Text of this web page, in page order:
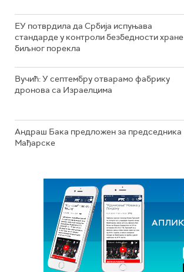
ЕУ потврдила да Србија испуњава
стандарде у контроли безбедности хране
биљног порекла
Вучић: У септембру отварамо фабрику
дронова са Израелцима
Андраш Бакa предложен за председника
Мађарске